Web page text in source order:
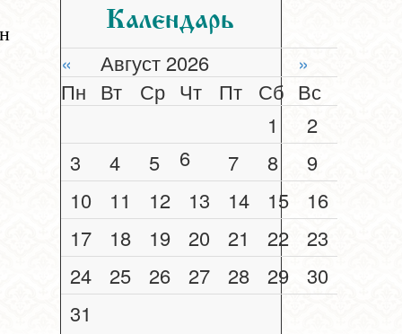
Календарь
« Август 2026
»
Пн Вт Ср Чт Пт Сб Вс
1
2
3
4 5 6 7 8
9
10
11 12 13 14 15
16
17
18 19 20 21 22
23
24
25 26 27 28 29
30
31